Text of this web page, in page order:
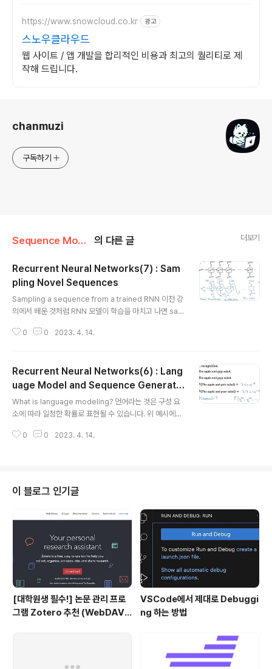
https://www.snowcloud.co.kr 광고
스노우클라우드
웹 사이트 / 앱 개발을 합리적인 비용과 최고의 퀄리티로 제
작해 드립니다.
chanmuzi
구독하기
Sequence Models/1주차 의 다른 글 더보기
Recurrent Neural Networks(7) : Sam
pling Novel Sequences
Sampling a sequence from a trained RNN 이전 강
의에서 배운 것처럼 RNN 모델이 학습을 마치고 나면 sam
면, 각 토큰들을 기준으로 다음에 등장할 확률이 가장 높은
니다. Character-level language model 지금까지 살
펴본 것은 단어 단위의 RNN이었지만, 이 토큰을 글자 단위
로 만들 수도 있습니다. 이때는 소문자, 대문자, 공백, 특수
기호 등등 다양한 문자가 vocab에 포함될 수 있겠죠. 하지
점이 있습니다. Seque..
0 0 2023. 4. 14.
Recurrent Neural Networks(6) : Lang
uage Model and Sequence Generatio
n
What is language modeling? 언어라는 것은 구성 요
소에 따라 일정한 확률로 표현될 수 있습니다. 위 예시에서
신 pair가 들어가면 그렇지 않죠. 결국 각 문장이 등장할 확
준비합니다. 이를 이용하여 tokenize합니다. tokenize
란 corpus에 저장된 단어를 기준으로 문장 단위를 쪼개는
것을 뜻합니다. 문장 맨 뒤에는 모델의 입장에서 이 문장의
끝이라는 것을 인지할 수 있도록 토큰을 추가합니다. 만약
corpus(voc..
0 0 2023. 4. 14.
이 블로그 인기글
[대학원생 필수!] 논문 관리 프로
그램 Zotero 추천 (WebDAV
VSCode에서 제대로 Debuggi
ng 하는 방법